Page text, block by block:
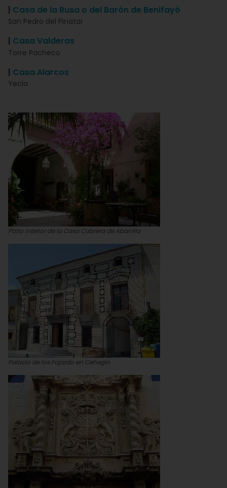
| Casa de la Rusa o del Barón de Benifayó
San Pedro del Pinatar
| Casa Valderas
Torre Pacheco
| Casa Alarcos
Yecla
Patio interior de la Casa Cabrera de Abanilla
Palacio de los Fajardo en Cehegín